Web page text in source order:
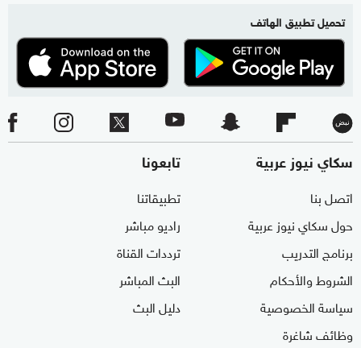
تحميل تطبيق الهاتف
سكاي نيوز عربية
اتصل بنا
حول سكاي نيوز عربية
برنامج التدريب
الشروط والأحكام
سياسة الخصوصية
وظائف شاغرة
تابعونا
تطبيقاتنا
راديو مباشر
ترددات القناة
البث المباشر
دليل البث